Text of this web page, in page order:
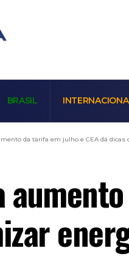
BRASIL
da tarifa em julho e CEA dá dicas